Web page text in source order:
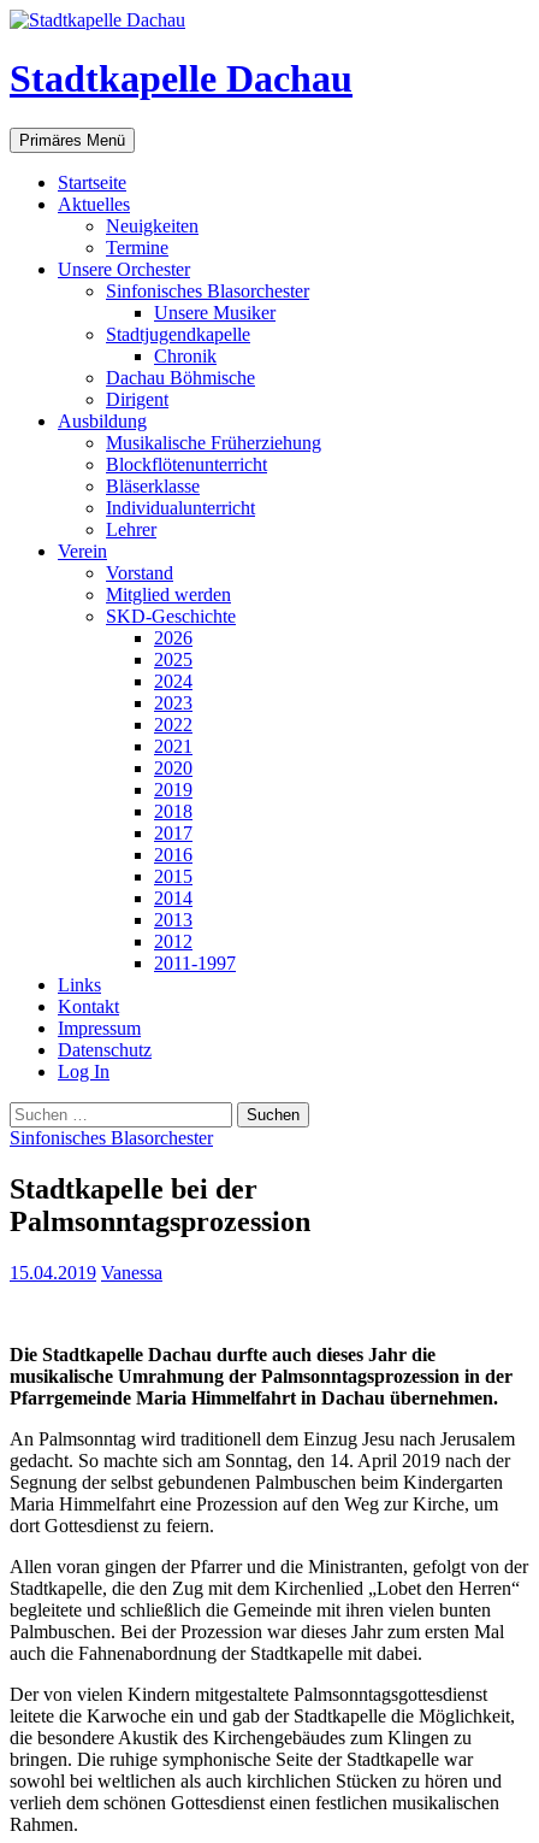
Zum
springen
Stadtkapelle Dachau
Suchen
Primäres Menü
Startseite
Aktuelles
Neuigkeiten
Termine
Unsere Orchester
Sinfonisches Blasorchester
Unsere Musiker
Stadtjugendkapelle
Chronik
Dachau Böhmische
Dirigent
Ausbildung
Musikalische Früherziehung
Blockflötenunterricht
Bläserklasse
Individual­unterricht
Lehrer
Verein
Vorstand
Mitglied werden
SKD-Geschichte
2026
2025
2024
2023
2022
2021
2020
2019
2018
2017
2016
2015
2014
2013
2012
2011-1997
Links
Kontakt
Impressum
Datenschutz
Log In
Suchen
nach:
Sinfonisches Blasorchester
Stadtkapelle bei der
Palmsonntagsprozession
15.04.2019 Vanessa
Die Stadtkapelle Dachau durfte auch dieses Jahr die
musikalische Umrahmung der Palmsonntagsprozession in der
Pfarrgemeinde Maria Himmelfahrt in Dachau übernehmen.
An Palmsonntag wird traditionell dem Einzug Jesu nach Jerusalem
gedacht. So machte sich am Sonntag, den 14. April 2019 nach der
Segnung der selbst gebundenen Palmbuschen beim Kindergarten
Maria Himmelfahrt eine Prozession auf den Weg zur Kirche, um
dort Gottesdienst zu feiern.
Allen voran gingen der Pfarrer und die Ministranten, gefolgt von der
Stadtkapelle, die den Zug mit dem Kirchenlied „Lobet den Herren“
begleitete und schließlich die Gemeinde mit ihren vielen bunten
Palmbuschen. Bei der Prozession war dieses Jahr zum ersten Mal
auch die Fahnenabordnung der Stadtkapelle mit dabei.
Der von vielen Kindern mitgestaltete Palmsonntagsgottesdienst
leitete die Karwoche ein und gab der Stadtkapelle die Möglichkeit,
die besondere Akustik des Kirchengebäudes zum Klingen zu
bringen. Die ruhige symphonische Seite der Stadtkapelle war
sowohl bei weltlichen als auch kirchlichen Stücken zu hören und
verlieh dem schönen Gottesdienst einen festlichen musikalischen
Rahmen.